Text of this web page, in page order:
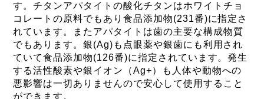
す。チタンアパタイトの酸化チタンはホワイトチョ
コレートの原料でもあり食品添加物(231番)に指定さ
れています。またアパタイトは歯の主要な構成物質
でもあります。銀(Ag)も点眼薬や銀歯にも利用され
ていて食品添加物(126番)に指定されています。発生
する活性酸素や銀イオン（Ag+）も人体や動物への
悪影響は一切ありませんので安心して使用すること
ができます。